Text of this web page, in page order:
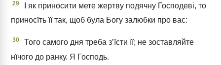
29
І як приносити мете жертву подячну Господеві, то
приносїть її так, щоб була Богу залюбки про вас:
30
Того самого дня треба зʼїсти її; не зоставляйте
нїчого до ранку. Я Господь.